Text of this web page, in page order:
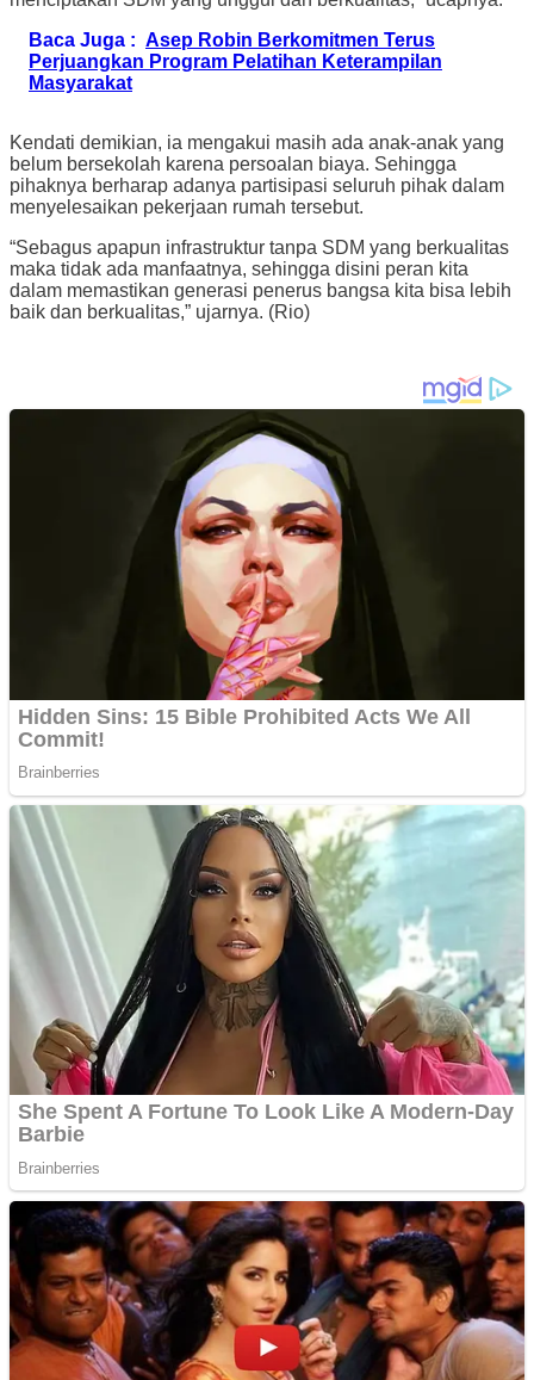
Baca Juga : Asep Robin Berkomitmen Terus
Perjuangkan Program Pelatihan Keterampilan
Masyarakat
Kendati demikian, ia mengakui masih ada anak-anak yang
belum bersekolah karena persoalan biaya. Sehingga
pihaknya berharap adanya partisipasi seluruh pihak dalam
menyelesaikan pekerjaan rumah tersebut.
“Sebagus apapun infrastruktur tanpa SDM yang berkualitas
maka tidak ada manfaatnya, sehingga disini peran kita
dalam memastikan generasi penerus bangsa kita bisa lebih
baik dan berkualitas,” ujarnya. (Rio)